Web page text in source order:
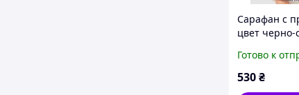
Сарафан с
цвет
Готово к
530₴